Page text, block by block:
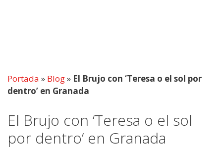
Portada » Blog» El Brujo con ‘Teresa o el sol por
dentro’ en Granada
El Brujo con ‘Teresa o el sol
por dentro’ en Granada